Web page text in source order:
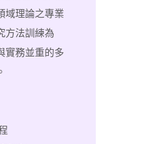
域理論之專業
方法訓練為
實務並重的多